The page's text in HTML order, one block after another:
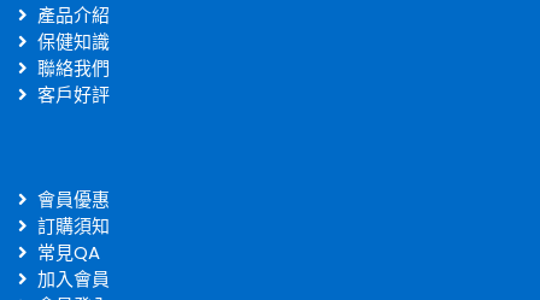
產品介紹
保健知識
聯絡我們
客戶好評
會員優惠
訂購須知
常見QA
加入會員